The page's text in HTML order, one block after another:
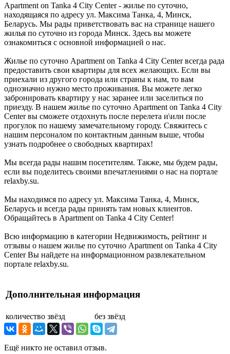
Apartment on Tanka 4 City Center - жилье по суточно,
находящаяся по адресу ул. Максима Танка, 4, Минск,
Беларусь. Мы рады приветствовать вас на странице нашего
жилья по суточно из города Минск. Здесь вы можете
ознакомиться с основной информацией о нас.
Жилье по суточно Apartment on Tanka 4 City Center всегда рада
предоставить свои квартиры для всех желающих. Если вы
приехали из другого города или страны к нам, то вам
однозначно нужно место проживания. Вы можете легко
забронировать квартиру у нас заранее или заселиться по
приезду. В нашем жилье по суточно Apartment on Tanka 4 City
Center вы сможете отдохнуть после перелета и\или после
прогулок по нашему замечательному городу. Свяжитесь с
нашим персоналом по контактным данным выше, чтобы
узнать подробнее о свободных квартирах!
Мы всегда рады нашим посетителям. Также, мы будем рады,
если вы поделитесь своими впечатлениями о нас на портале
relaxby.su.
Мы находимся по адресу ул. Максима Танка, 4, Минск,
Беларусь и всегда рады принять там новых клиентов.
Обращайтесь в Apartment on Tanka 4 City Center!
Всю информацию в категории Недвижимость, рейтинг и
отзывы о нашем жилье по суточно Apartment on Tanka 4 City
Center Вы найдете на информационном развлекательном
портале relaxby.su.
Дополнительная информация
количество звёзд без звёзд
Ещё никто не оставил отзыв.